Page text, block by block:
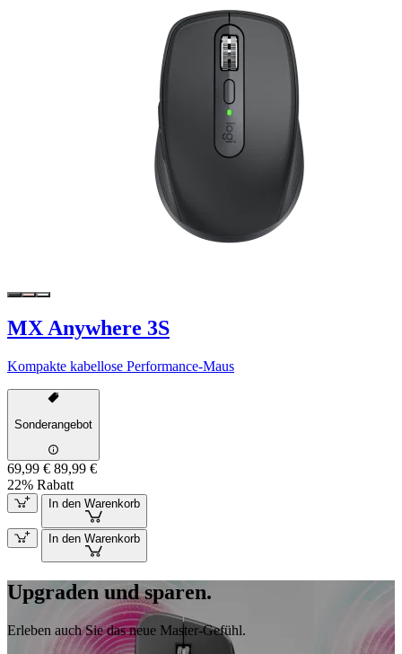
MX Anywhere 3S
Kompakte kabellose Performance-Maus
Sonderangebot
69,99 € 89,99 €
22% Rabatt
In den Warenkorb
In den Warenkorb
Upgraden und sparen.
Erleben auch Sie das neue Master-Gefühl.